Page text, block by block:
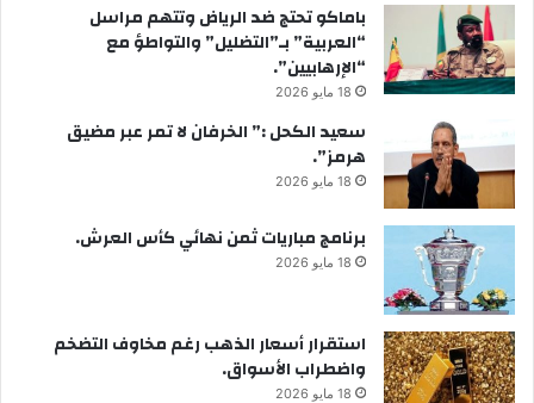
باماكو تحتج ضد الرياض وتتهم مراسل
“العربية” بـ”التضليل” والتواطؤ مع
“الإرهابيين”.
18 مايو 2026
سعيد الكحل :” الخرفان لا تمر عبر مضيق
هرمز”.
18 مايو 2026
برنامج مباريات ثمن نهائي كأس العرش.
18 مايو 2026
استقرار أسعار الذهب رغم مخاوف التضخم
واضطراب الأسواق.
18 مايو 2026